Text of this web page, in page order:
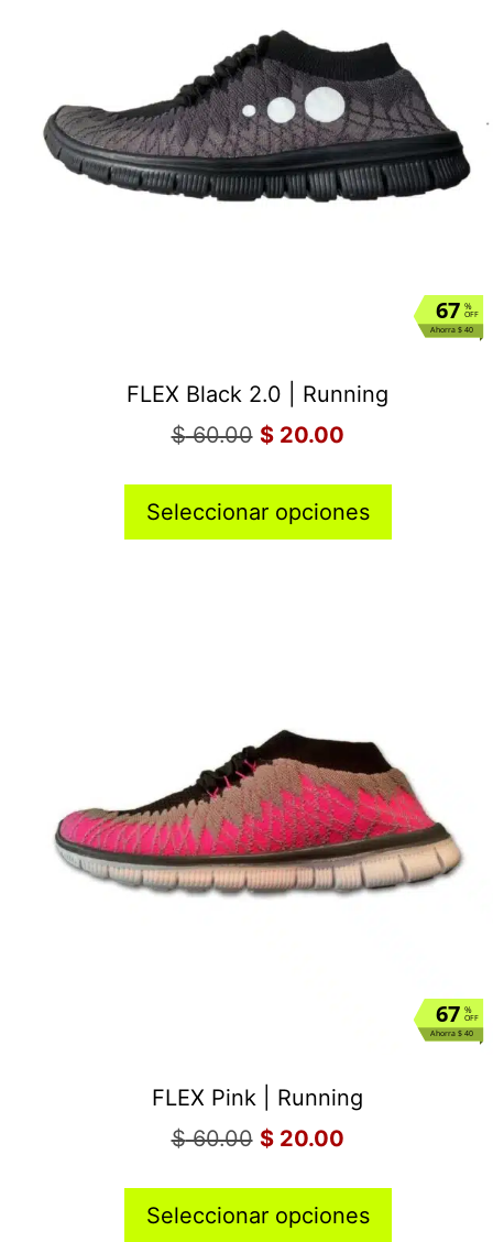
%
OFF
67
Ahorra $ 40
FLEX Black 2.0 | Running
$60.00 $20.00
Seleccionar opciones
%
OFF
67
Ahorra $ 40
FLEX Pink | Running
$60.00 $20.00
Seleccionar opciones